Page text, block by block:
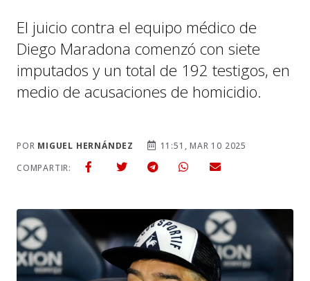
El juicio contra el equipo médico de
Diego Maradona comenzó con siete
imputados y un total de 192 testigos, en
medio de acusaciones de homicidio.
POR MIGUEL HERNÁNDEZ
11:51, MAR 10 2025
COMPARTIR: